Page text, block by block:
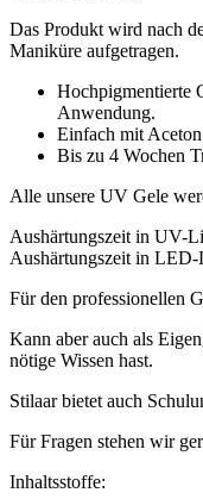
Das Produkt wird nach
Maniküre aufgetragen.
Hochpigmentierte
Anwendung.
Einfach mit
Bis zu 4 Wochen
Alle unsere UV Gele
Aushärtungszeit in UV-
Aushärtungszeit in
Für den professionellen
Kann aber auch als
nötige Wissen hast.
Stilaar bietet auch
Für Fragen stehen wir
Inhaltsstoffe: